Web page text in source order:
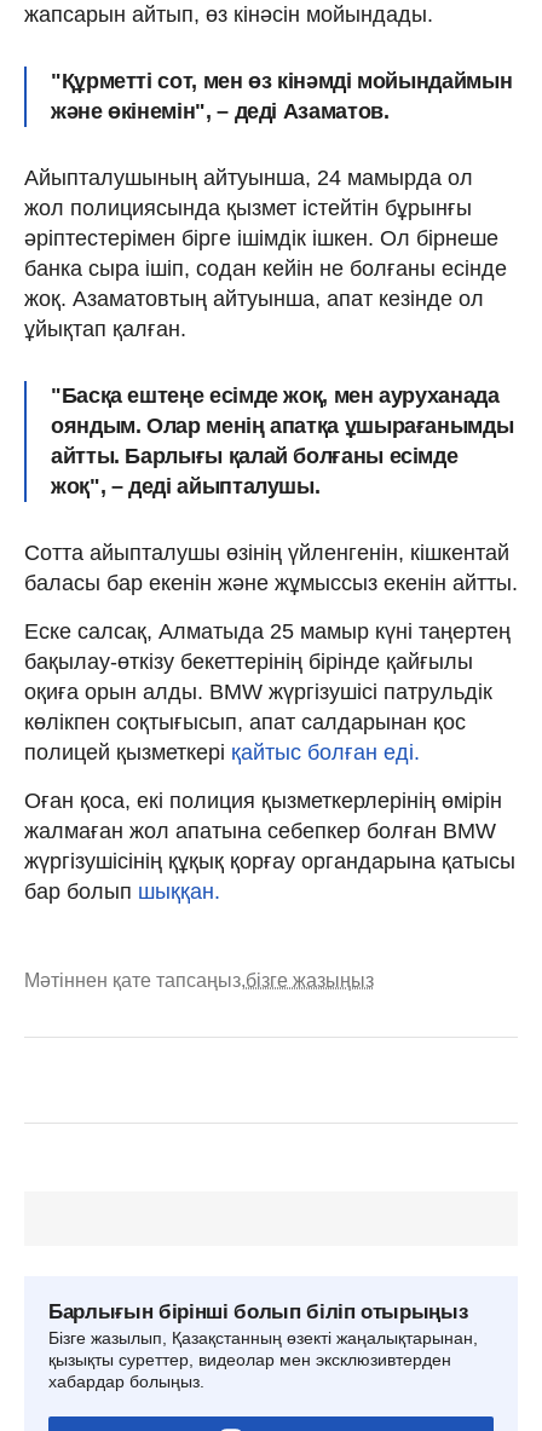
жапсарын айтып, өз кінәсін мойындады.
"Құрметті сот, мен өз кінәмді мойындаймын
және өкінемін", – деді Азаматов.
Айыпталушының айтуынша, 24 мамырда ол
жол полициясында қызмет істейтін бұрынғы
әріптестерімен бірге ішімдік ішкен. Ол бірнеше
банка сыра ішіп, содан кейін не болғаны есінде
жоқ. Азаматовтың айтуынша, апат кезінде ол
ұйықтап қалған.
"Басқа ештеңе есімде жоқ, мен ауруханада
ояндым. Олар менің апатқа ұшырағанымды
айтты. Барлығы қалай болғаны есімде
жоқ", – деді айыпталушы.
Сотта айыпталушы өзінің үйленгенін, кішкентай
баласы бар екенін және жұмыссыз екенін айтты.
Еске салсақ, Алматыда 25 мамыр күні таңертең
бақылау-өткізу бекеттерінің бірінде қайғылы
оқиға орын алды. BMW жүргізушісі патрульдік
көлікпен соқтығысып, апат салдарынан қос
полицей қызметкері қайтыс болған еді.
Оған қоса, екі полиция қызметкерлерінің өмірін
жалмаған жол апатына себепкер болған BMW
жүргізушісінің құқық қорғау органдарына қатысы
бар болып шыққан.
Мәтіннен қате тапсаңыз,бізге жазыңыз
Барлығын бірінші болып біліп отырыңыз
Бізге жазылып, Қазақстанның өзекті жаңалықтарынан,
қызықты суреттер, видеолар мен эксклюзивтерден
хабардар болыңыз.